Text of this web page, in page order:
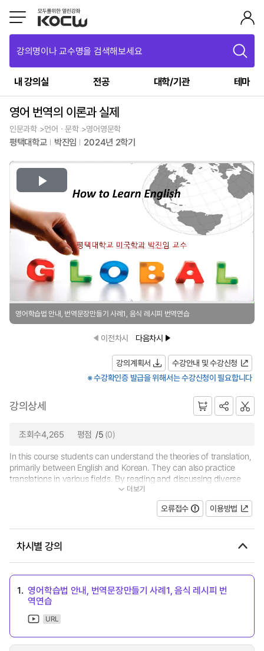
강의명이나 교수명을 검색해보세요
내 강의실 전공 대학/기관 테마
영어 번역의 이론과 실제
인문과학 >언어ㆍ문학 >영어영문학
평택대학교 박진임 2024년 2학기
Play
Video
영어학습법 안내, 번역문장만들기 사례1, 음식 레시피 번역연습
이전차시 다음차시
강의계획서
수강안내 및 수강신청
※ 수강확인증 발급을 위해서는 수강신청이 필요합니다
강의상세
조회수4,265 평점 /5 (0)
In this course students can understand the theories of translation,
primarily between English and Korean. They can also practice
translations in various fields. By reading and discussing diverse
theories of translation ans putting them into practices, students...
더보기
오류접수 이용방법
차시별 강의
1. 영어학습법 안내, 번역문장만들기 사례1, 음식 레시피 번
역연습
URL